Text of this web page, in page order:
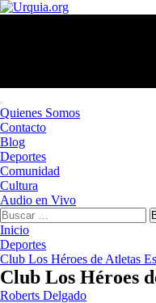
Saltar
Menú
principal
Quienes Somos
Contacto
Blog
Deportes
Comunidad
Cultura
Audio en Vivo
Buscar:
Inicio
Deportes
Club Los Héroes de Atletas
Club Los Héroes
Roberts Delgado